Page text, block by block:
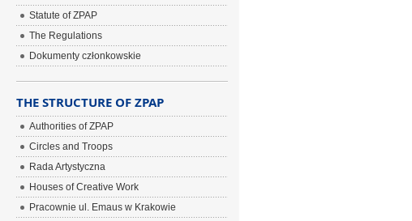
Statute of ZPAP
The Regulations
Dokumenty członkowskie
THE STRUCTURE OF ZPAP
Authorities of ZPAP
Circles and Troops
Rada Artystyczna
Houses of Creative Work
Pracownie ul. Emaus w Krakowie